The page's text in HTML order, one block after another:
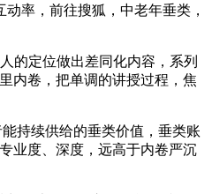
率，前往搜狐，中老年垂类，
的定位做出差同化内容，系列
内卷，把单调的讲授过程，焦
持续供给的垂类价值，垂类账
业度、深度，远高于内卷严沉